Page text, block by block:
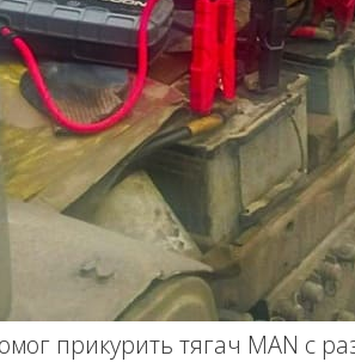
прикурить тягач MAN с